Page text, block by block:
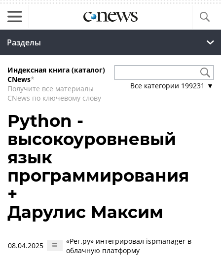
Разделы
Индексная книга (каталог)
CNews*
Получите все материалы
CNews по ключевому слову
Все категории 199231 ▼
Python -
высокоуровневый
язык
программирования
+
Дарулис Максим
08.04.2025
«Рег.ру» интегрировал ispmanager в
облачную платформу